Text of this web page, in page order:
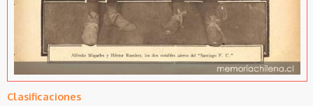
Clasificaciones